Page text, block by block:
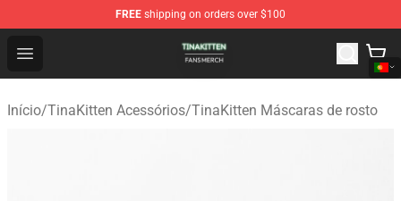
FREE shipping on orders over $100
Open menu
TinaKitten Shop - Official TinaKitten Merchandise Store
Início/TinaKitten Acessórios/TinaKitten Máscaras de rosto